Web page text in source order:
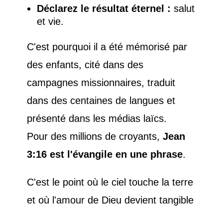
Déclarez le résultat éternel : salut
et vie.
C'est pourquoi il a été mémorisé par
des enfants, cité dans des
campagnes missionnaires, traduit
dans des centaines de langues et
présenté dans les médias laïcs.
Pour des millions de croyants, Jean
3:16 est l'évangile en une phrase.
C'est le point où le ciel touche la terre
et où l'amour de Dieu devient tangible